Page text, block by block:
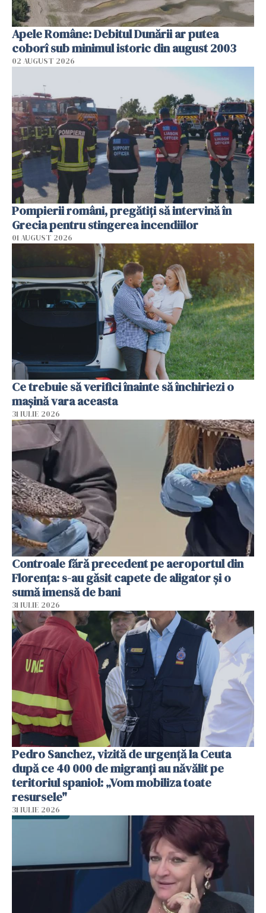
Apele Române: Debitul Dunării ar putea
coborî sub minimul istoric din august 2003
02 AUGUST 2026
Pompierii români, pregătiţi să intervină în
Grecia pentru stingerea incendiilor
01 AUGUST 2026
Ce trebuie să verifici înainte să închiriezi o
mașină vara aceasta
31 IULIE 2026
Controale fără precedent pe aeroportul din
Florența: s-au găsit capete de aligator și o
sumă imensă de bani
31 IULIE 2026
Pedro Sanchez, vizită de urgență la Ceuta
după ce 40 000 de migranți au năvălit pe
teritoriul spaniol: „Vom mobiliza toate
resursele"
31 IULIE 2026